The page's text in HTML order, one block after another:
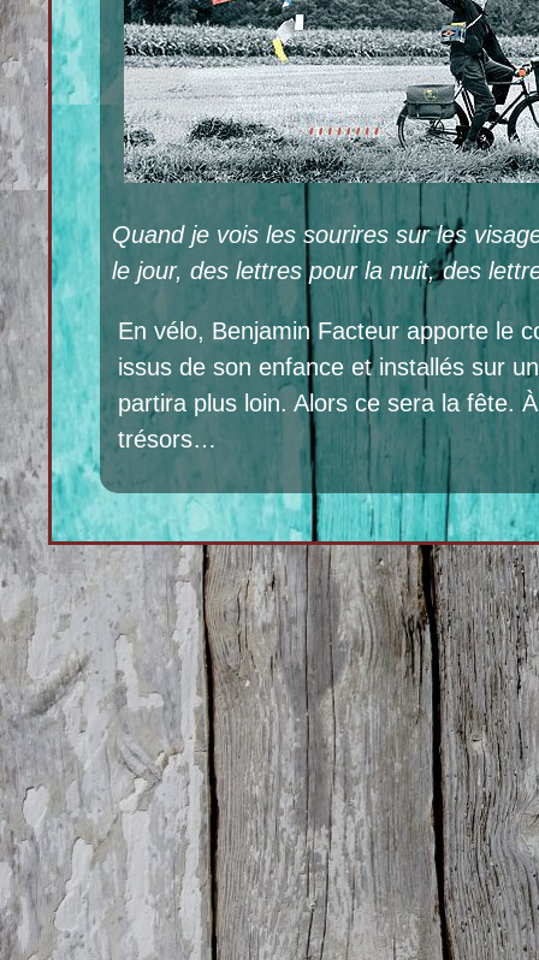
Quand je vois les sourires sur les
le jour, des lettres pour la nuit, des
En vélo, Benjamin Facteur apporte le
issus de son enfance et installés sur
partira plus loin. Alors ce sera la fête.
trésors…